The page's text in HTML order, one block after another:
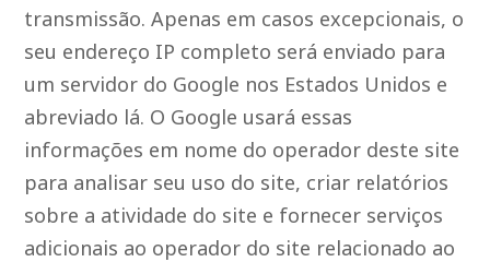
transmissão. Apenas em casos excepcionais, o
seu endereço IP completo será enviado para
um servidor do Google nos Estados Unidos e
abreviado lá. O Google usará essas
informações em nome do operador deste site
para analisar seu uso do site, criar relatórios
sobre a atividade do site e fornecer serviços
adicionais ao operador do site relacionado ao